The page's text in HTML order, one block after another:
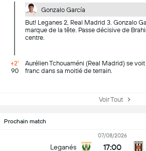
Gonzalo García
But! Leganes 2, Real Madrid 3. Gonzalo
marque de la tête. Passe décisive de
centre.
+2'
90
Aurélien Tchouaméni (Real Madrid) se
franc dans sa moitié de terrain.
Voir Tout
Prochain match
Leganés
07/08/2026
17:00